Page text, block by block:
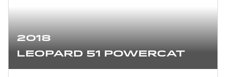
2018
Leopard 51 Powercat